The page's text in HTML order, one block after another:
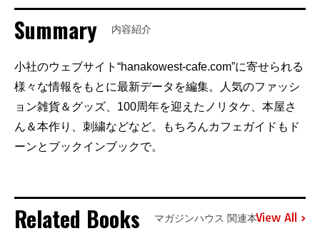
Summary 内容紹介
小社のウェブサイト“hanakowest-cafe.com”に寄せられる
様々な情報をもとに最新データを編集。人気のファッシ
ョン雑貨＆グッズ、100周年を迎えたノリタケ、本屋さ
ん＆本作り、刺繍などなど。もちろんカフェガイドもド
ーンとブックインブックで。
Related Books マガジンハウス 関連本View All